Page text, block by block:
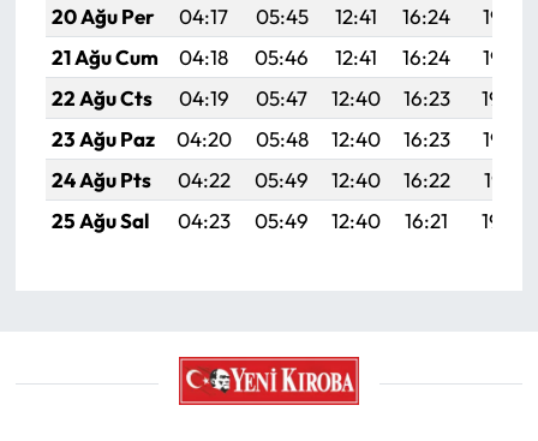
20 Ağu Per
04:17 05:45 12:41 16:24
19:27
21 Ağu Cum
04:18 05:46 12:41 16:24
19:25
22 Ağu Cts
04:19 05:47 12:40 16:23
19:24
23 Ağu Paz
04:20 05:48 12:40 16:23
19:22
24 Ağu Pts
04:22 05:49 12:40 16:22
19:21
25 Ağu Sal
04:23 05:49 12:40 16:21 19:20